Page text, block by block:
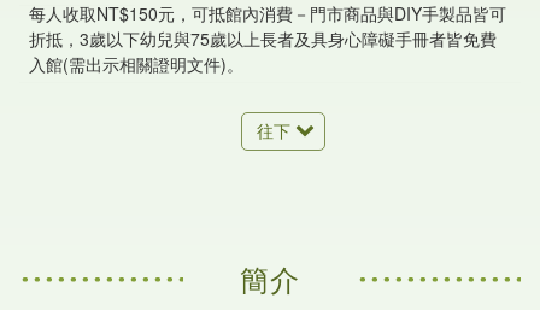
每人收取NT$150元，可抵館內消費－門市商品與DIY手製品皆可
折抵，3歲以下幼兒與75歲以上長者及具身心障礙手冊者皆免費
入館(需出示相關證明文件)。
往下
簡介